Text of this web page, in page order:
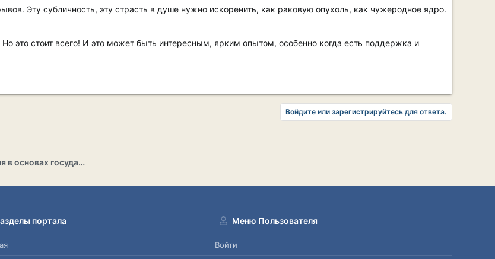
Эту субличность, эту страсть в душе нужно искоренить, как раковую опухоль, как чужеродное ядро.
это стоит всего! И это может быть интересным, ярким опытом, особенно когда есть поддержка и
Войдите или зарегистрируйтесь для ответа.
Раздел саморазвития в основах государственности
портала Меню Пользователя
Войти